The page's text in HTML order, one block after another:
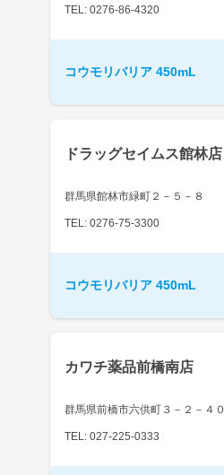
TEL: 0276-86-4320
コウモリバリア 450mL
ドラッグセイムス館林店
群馬県館林市緑町２－５－８
TEL: 0276-75-3300
コウモリバリア 450mL
カワチ薬品前橋南店
群馬県前橋市六供町３－２－４０
TEL: 027-225-0333